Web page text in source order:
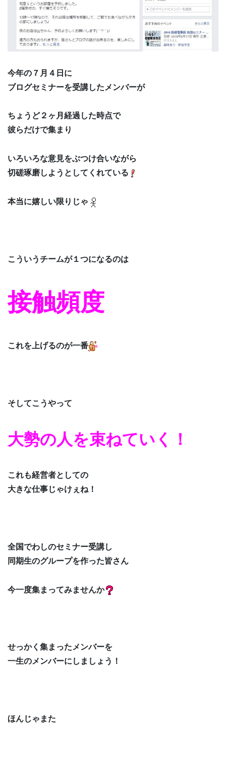
今年の７月４日に
ブログセミナーを受講したメンバーが
ちょうど２ヶ月経過した時点で
彼らだけで集まり
いろいろな意見をぶつけ合いながら
切磋琢磨しようとしてくれている
本当に嬉しい限りじゃ
こういうチームが１つになるのは
接触頻度
これを上げるのが一番
そしてこうやって
大勢の人を束ねていく！
これも経営者としての
大きな仕事じゃけぇね！
全国でわしのセミナー受講し
同期生のグループを作った皆さん
今一度集まってみませんか
せっかく集まったメンバーを
一生のメンバーにしましょう！
ほんじゃまた